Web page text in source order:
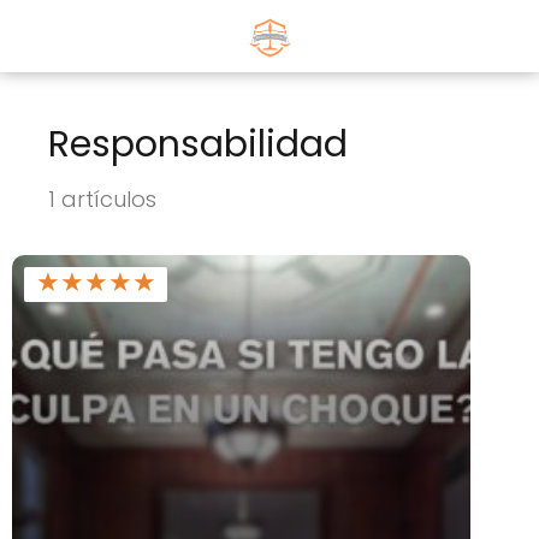
Responsabilidad
1 artículos
★★★★★